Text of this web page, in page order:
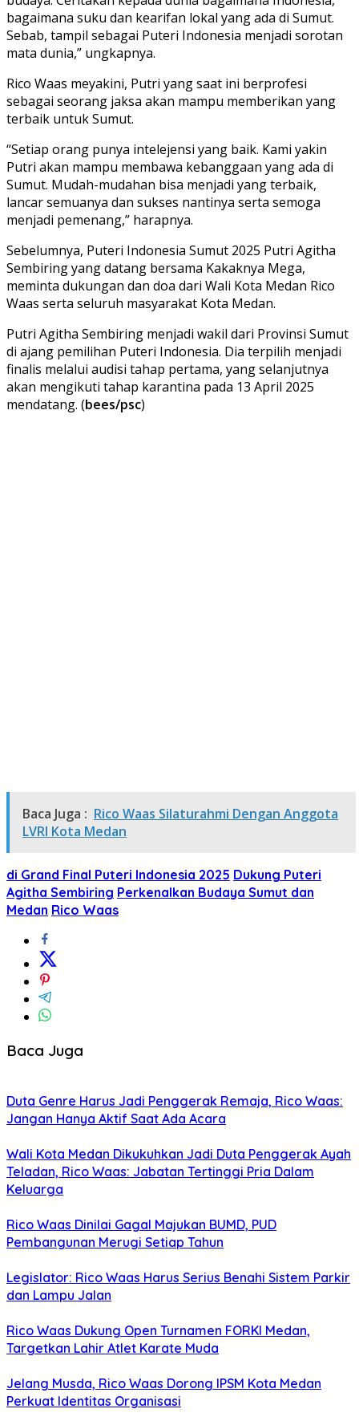
bagaimana suku dan kearifan lokal yang ada di Sumut.
Sebab, tampil sebagai Puteri Indonesia menjadi sorotan
mata dunia,” ungkapnya.
Rico Waas meyakini, Putri yang saat ini berprofesi
sebagai seorang jaksa akan mampu memberikan yang
terbaik untuk Sumut.
“Setiap orang punya intelejensi yang baik. Kami yakin
Putri akan mampu membawa kebanggaan yang ada di
Sumut. Mudah-mudahan bisa menjadi yang terbaik,
lancar semuanya dan sukses nantinya serta semoga
menjadi pemenang,” harapnya.
Sebelumnya, Puteri Indonesia Sumut 2025 Putri Agitha
Sembiring yang datang bersama Kakaknya Mega,
meminta dukungan dan doa dari Wali Kota Medan Rico
Waas serta seluruh masyarakat Kota Medan.
Putri Agitha Sembiring menjadi wakil dari Provinsi Sumut
di ajang pemilihan Puteri Indonesia. Dia terpilih menjadi
finalis melalui audisi tahap pertama, yang selanjutnya
akan mengikuti tahap karantina pada 13 April 2025
mendatang. (bees/psc)
Baca Juga : Rico Waas Silaturahmi Dengan Anggota
LVRI Kota Medan
di Grand Final Puteri Indonesia 2025 Dukung Puteri
Agitha Sembiring Perkenalkan Budaya Sumut dan
Medan Rico Waas
Baca Juga
Duta Genre Harus Jadi Penggerak Remaja, Rico Waas:
Jangan Hanya Aktif Saat Ada Acara
Wali Kota Medan Dikukuhkan Jadi Duta Penggerak Ayah
Teladan, Rico Waas: Jabatan Tertinggi Pria Dalam
Keluarga
Rico Waas Dinilai Gagal Majukan BUMD, PUD
Pembangunan Merugi Setiap Tahun
Legislator: Rico Waas Harus Serius Benahi Sistem Parkir
dan Lampu Jalan
Rico Waas Dukung Open Turnamen FORKI Medan,
Targetkan Lahir Atlet Karate Muda
Jelang Musda, Rico Waas Dorong IPSM Kota Medan
Perkuat Identitas Organisasi